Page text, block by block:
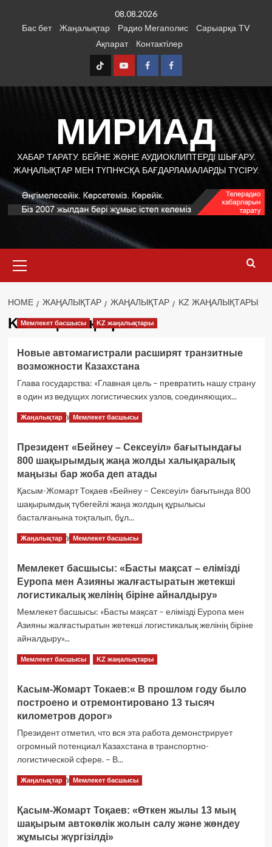
08.08.2026
Бас бет
Жаңалықтар Радио Мегаполис
Сарыарқа TV
Ақпарат
Контактілер
ТТ YouTube
FB1 FB2
МИРИАД
ХАБАР ТАРАТУ. БЕЙНЕ ЖӘНЕ АУДИОКЛИПТЕРДІ ШЫҒАРУ.
ЖАҢАЛЫҚТАР МЕН ТҮПНҰСҚА БАҒДАРЛАМАЛАРДЫ ТҮСІРУ.
мәзір
HOME ЖАҢАЛЫҚТАР ЖАҢАЛЫҚТАР KZ ЖАҢАЛЫҚТАРЫ
KZ жаңалықтары
Мемлекет басшысы KZ жаңалықтары
Новые автомагистрали расширят транзитные
возможности Казахстана
Глава государства: «Главная цель – превратить нашу страну
в один из ведущих логистических узлов, соединяющих...
Толығырақ оқуНовые
транзитные
возможности
Казахстана
көбірек
оқыңыз
Жаңалықтар Мемлекет басшысы
Президент «Бейнеу – Сексеуіл» бағытындағы
800 шақырымдық жаңа жолды халықаралық
маңызы бар жоба деп атады
Қасым-Жомарт Тоқаев «Бейнеу – Сексеуіл» бағытында 800
шақырымдық түбегейлі жаңа жолдың құрылысы
басталғанына тоқталып, бұл...
Толығырақ оқуПрезидент
Сексеуіл»
бағытындағы
800
жаңа
жолды
халықаралық
бар
деп
атады
туралы
көбірек
оқыңыз
Жаңалықтар Мемлекет басшысы
Мемлекет басшысы: «Басты мақсат – елімізді
Еуропа мен Азияны жалғастыратын жетекші
логистикалық желінің біріне айналдыру»
Мемлекет басшысы: «Басты мақсат – елімізді Еуропа мен
Азияны жалғастыратын жетекші логистикалық желінің біріне
айналдыру»...
Толығырақ оқуМемлекет
мақсат
–
елімізді
мен
Азияны
жалғастыратын
логистикалық
біріне
айналдыру»
туралы
көбірек
Мемлекет басшысы KZ жаңалықтары
Касым-Жомарт Токаев:« В прошлом году было
построено и отремонтировано 13 тысяч
километров дорог»
Президент отметил, что вся эта работа демонстрирует
огромный потенциал Казахстана в транспортно-
логистической сфере. – В...
Толығырақ оқуКасым-
В
прошлом
году
Жаңалықтар Мемлекет басшысы
Қасым-Жомарт Тоқаев: «Өткен жылы 13 мың
шақырым автокөлік жолын салу және жөндеу
жұмысы жүргізілді»